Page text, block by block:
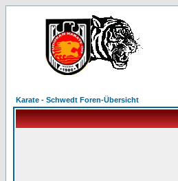
Karate - Schwedt Foren-Übersicht